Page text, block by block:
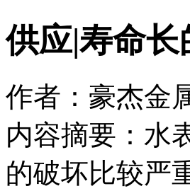
供应|寿命
作者：豪杰金
内容摘要：水
的破坏比较严